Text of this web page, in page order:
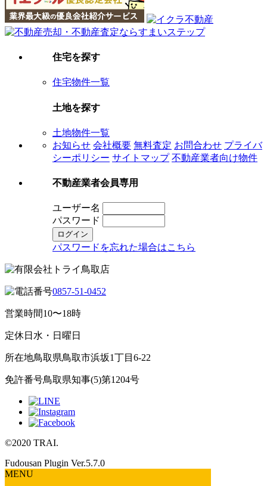
住宅を探す
住宅物件一覧
土地を探す
土地物件一覧
お知らせ 会社概要 無料査定 お問合わせ プライバ
シーポリシー サイトマップ 不動産業者向け物件
不動産業者会員専用
ユーザー名
パスワード
パスワードを忘れた場合はこちら
0857-51-0452
営業時間10〜18時
定休日 水・日曜日
所在地鳥取県鳥取市浜坂1丁目6-22
免許番号鳥取県知事(5)第1204号
©2020 TRAI.
Fudousan Plugin Ver.5.7.0
MENU